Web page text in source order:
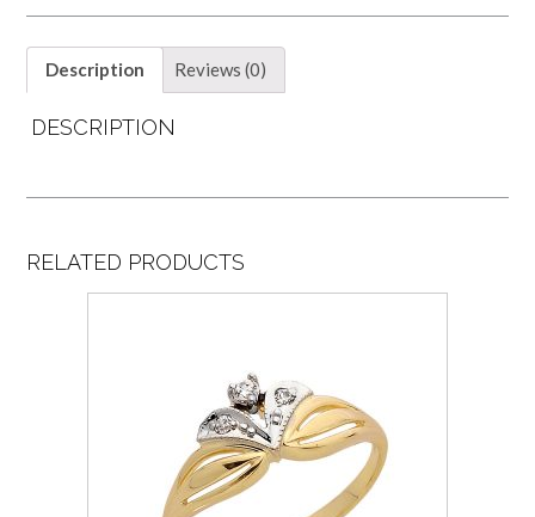
Description Reviews (0)
DESCRIPTION
RELATED PRODUCTS